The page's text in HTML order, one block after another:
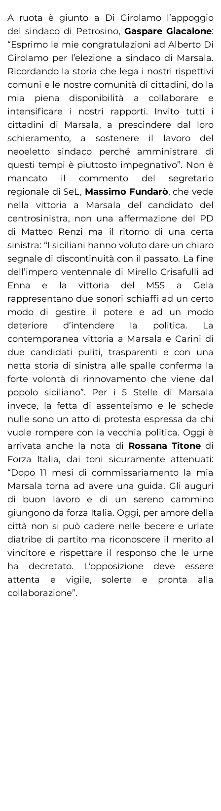
A ruota è giunto a Di Girolamo l’appoggio
del sindaco di Petrosino, Gaspare Giacalone:
“Esprimo le mie congratulazioni ad Alberto Di
Girolamo per l’elezione a sindaco di Marsala.
Ricordando la storia che lega i nostri rispettivi
comuni e le nostre comunità di cittadini, do la
mia piena disponibilità a collaborare e
intensificare i nostri rapporti. Invito tutti i
cittadini di Marsala, a prescindere dal loro
schieramento, a sostenere il lavoro del
neoeletto sindaco perché amministrare di
questi tempi è piuttosto impegnativo”. Non è
mancato il commento del segretario
regionale di SeL, Massimo Fundarò, che vede
nella vittoria a Marsala del candidato del
centrosinistra, non una affermazione del PD
di Matteo Renzi ma il ritorno di una certa
sinistra: “I siciliani hanno voluto dare un chiaro
segnale di discontinuità con il passato. La fine
dell’impero ventennale di Mirello Crisafulli ad
Enna e la vittoria del M5S a Gela
rappresentano due sonori schiaffi ad un certo
modo di gestire il potere e ad un modo
deteriore d’intendere la politica. La
contemporanea vittoria a Marsala e Carini di
due candidati puliti, trasparenti e con una
netta storia di sinistra alle spalle conferma la
forte volontà di rinnovamento che viene dal
popolo siciliano”. Per i 5 Stelle di Marsala
invece, la fetta di assenteismo e le schede
nulle sono un atto di protesta espressa da chi
vuole rompere con la vecchia politica. Oggi è
arrivata anche la nota di Rossana Titonedi
Forza Italia, dai toni sicuramente attenuati:
“Dopo 11 mesi di commissariamento la mia
Marsala torna ad avere una guida. Gli auguri
di buon lavoro e di un sereno cammino
giungono da forza Italia. Oggi, per amore della
città non si può cadere nelle becere e urlate
diatribe di partito ma riconoscere il merito al
vincitore e rispettare il responso che le urne
ha decretato. L’opposizione deve essere
attenta e vigile, solerte e pronta alla
collaborazione”.